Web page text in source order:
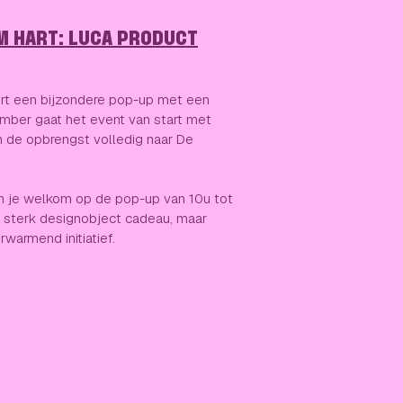
HART: LUCA PRODUCT
een bijzondere pop-up met een
gaat het event van start met
de opbrengst volledig naar De
je welkom op de pop-up van 10u tot
designobject cadeau, maar
initiatief.